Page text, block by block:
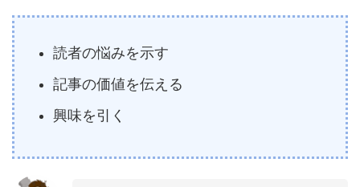
読者の悩みを示す
記事の価値を伝える
興味を引く